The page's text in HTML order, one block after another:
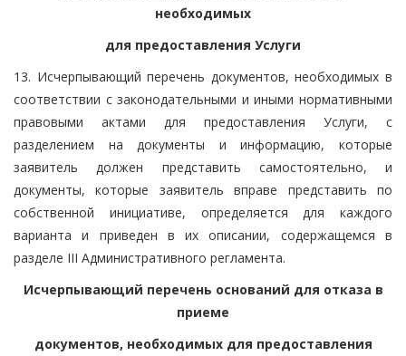
необходимых
для предоставления Услуги
13. Исчерпывающий перечень документов, необходимых в
соответствии с законодательными и иными нормативными
правовыми актами для предоставления Услуги, с
разделением на документы и информацию, которые
заявитель должен представить самостоятельно, и
документы, которые заявитель вправе представить по
собственной инициативе, определяется для каждого
варианта и приведен в их описании, содержащемся в
разделе III Административного регламента.
Исчерпывающий перечень оснований для отказа в
приеме
документов, необходимых для предоставления